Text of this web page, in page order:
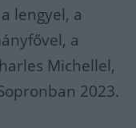
lengyel, a
a
Michellel,
2023.